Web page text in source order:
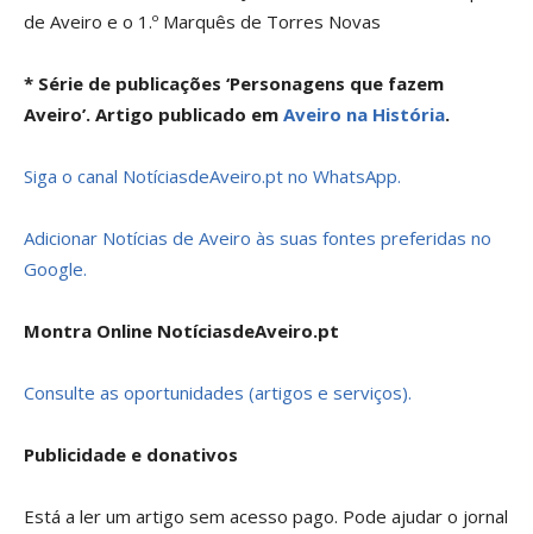
de Aveiro e o 1.º Marquês de Torres Novas
* Série de publicações ‘Personagens que fazem
Aveiro’. Artigo publicado em Aveiro na História.
Siga o canal NotíciasdeAveiro.pt no WhatsApp.
Adicionar Notícias de Aveiro às suas fontes preferidas no
Google.
Montra Online NotíciasdeAveiro.pt
Consulte as oportunidades (artigos e serviços).
Publicidade e donativos
Está a ler um artigo sem acesso pago. Pode ajudar o jornal